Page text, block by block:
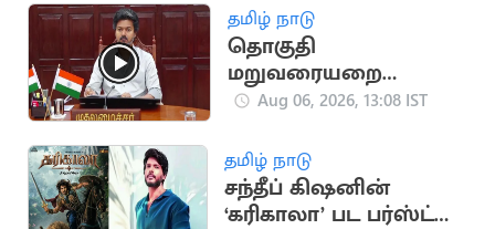
தமிழ் நாடு
தொகுதி
மறுவரையறை
விவகாரம்.. அனைத்து
விஜய் அழைப்பு
Aug 06, 2026, 13:08 IST
தமிழ் நாடு
சந்தீப் கிஷனின்
‘கரிகாலா’ பட பர்ஸ்ட்